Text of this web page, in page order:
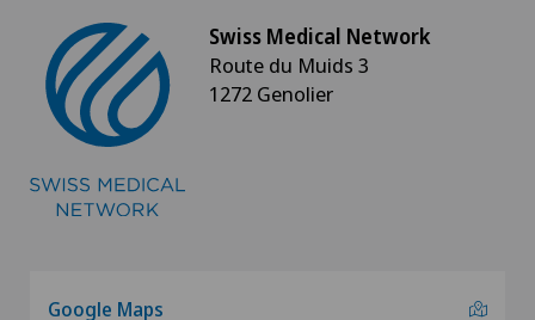
Swiss Medical Network
Route du Muids 3
1272 Genolier
Google Maps